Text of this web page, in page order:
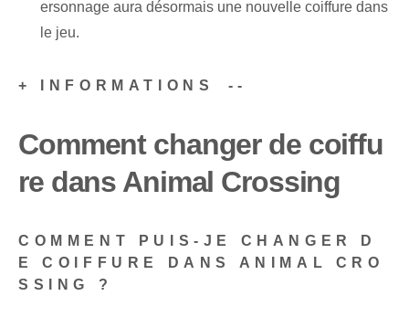
ersonnage aura désormais une nouvelle coiffure dans
le jeu.
+ INFORMATIONS⁣ --
Comment changer de coiffu
re dans Animal Crossing
COMMENT PUIS-JE CHANGER D
E COIFFURE DANS ANIMAL CRO
SSING ?